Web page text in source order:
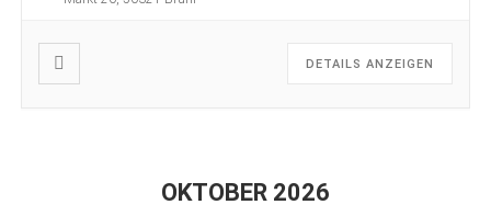
DETAILS ANZEIGEN
OKTOBER 2026